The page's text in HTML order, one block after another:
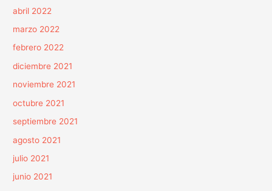
abril 2022
marzo 2022
febrero 2022
diciembre 2021
noviembre 2021
octubre 2021
septiembre 2021
agosto 2021
julio 2021
junio 2021